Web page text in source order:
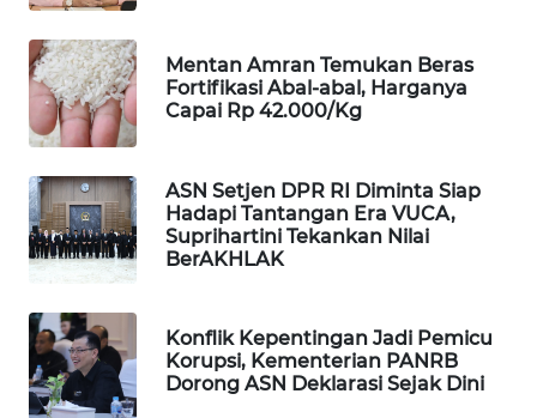
Mentan Amran Temukan Beras
Fortifikasi Abal-abal, Harganya
Capai Rp 42.000/Kg
ASN Setjen DPR RI Diminta Siap
Hadapi Tantangan Era VUCA,
Suprihartini Tekankan Nilai
BerAKHLAK
Konflik Kepentingan Jadi Pemicu
Korupsi, Kementerian PANRB
Dorong ASN Deklarasi Sejak Dini
WAHANA
TV
WAHANANEWS
WAHANANEWS
CO ID
WAHANANEWS
NET
WAHANA